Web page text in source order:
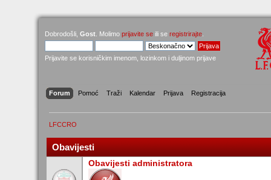
Dobrodošli, Gost . Molimo prijavite se ili se registrirajte
Prijavite se korisničkim imenom, lozinkom i duljinom prijave
Forum Pomoć Traži Kalendar Prijava Registracija
LFCCRO
Obavijesti
Obavijesti administratora